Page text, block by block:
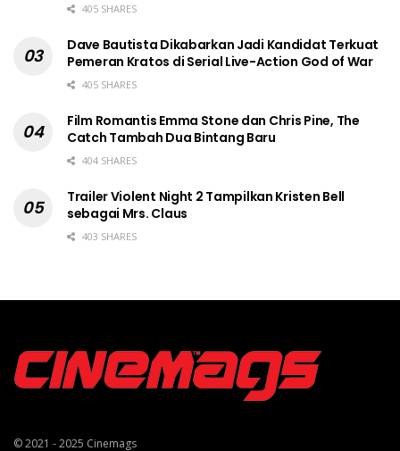
405 SHARES
Dave Bautista Dikabarkan Jadi Kandidat Terkuat
Pemeran Kratos di Serial Live-Action God of War
405 SHARES
Film Romantis Emma Stone dan Chris Pine, The
Catch Tambah Dua Bintang Baru
404 SHARES
Trailer Violent Night 2 Tampilkan Kristen Bell
sebagai Mrs. Claus
403 SHARES
© 2021 - 2025 Cinemags